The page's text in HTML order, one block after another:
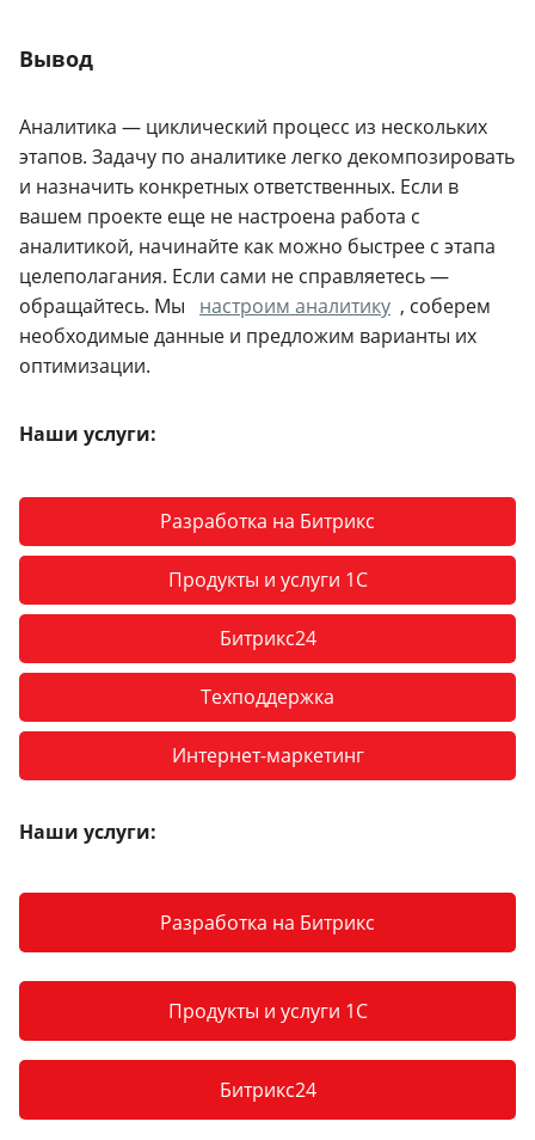
Вывод
Аналитика — циклический процесс из нескольких
этапов. Задачу по аналитике легко декомпозировать
и назначить конкретных ответственных. Если в
вашем проекте еще не настроена работа с
аналитикой, начинайте как можно быстрее с этапа
целеполагания. Если сами не справляетесь —
обращайтесь. Мы
настроим аналитику , соберем
необходимые данные и предложим варианты их
оптимизации.
Наши услуги:
Разработка на Битрикс
Продукты и услуги 1С
Битрикс24
Техподдержка
Интернет-маркетинг
Наши услуги:
Разработка на Битрикс
Продукты и услуги 1С
Битрикс24